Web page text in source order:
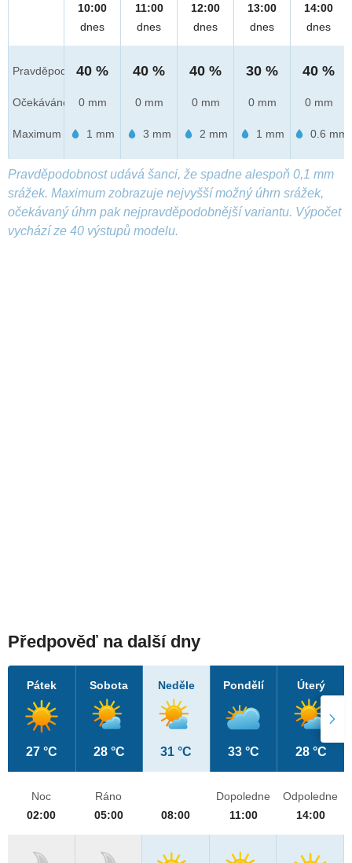
Pravděpod.
Očekáváno
Maximum
10:00
dnes
40 %
0 mm
1 mm
11:00
dnes
40 %
0 mm
3 mm
12:00
dnes
40 %
0 mm
2 mm
13:00
dnes
30 %
0 mm
1 mm
14:00
dnes
40 %
0 mm
0.6 mm
Pravděpodobnost udává šanci, že spadne alespoň 0,1 mm
srážek. Maximum zobrazuje nejvyšší možný úhrn srážek,
očekávaný úhrn pak nejpravděpodobnější variantu. Výpočet
vychází ze 40 výstupů modelu.
Předpověď na další dny
Pátek
27 °C
Sobota
28 °C
Neděle
31 °C
Pondělí
33 °C
Úterý
28 °C
Noc
02:00
Ráno
05:00
08:00
Dopoledne
11:00
Odpoledne
14:00